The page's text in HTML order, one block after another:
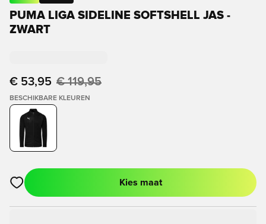
PUMA LIGA SIDELINE SOFTSHELL JAS -
ZWART
€ 53,95 € 119,95
BESCHIKBARE KLEUREN
Opent een venster om in te loggen of je aan te melden als lid
Kies maat